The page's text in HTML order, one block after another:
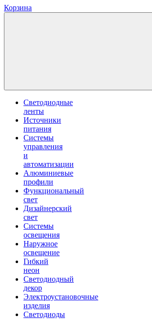
Корзина
Светодиодные
ленты
Источники
питания
Системы
управления
и
автоматизации
Алюминиевые
профили
Функциональный
свет
Дизайнерский
свет
Системы
освещения
Наружное
освещение
Гибкий
неон
Светодиодный
декор
Электроустановочные
изделия
Светодиоды